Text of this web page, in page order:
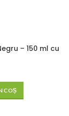
– 150 ml cu
COȘ